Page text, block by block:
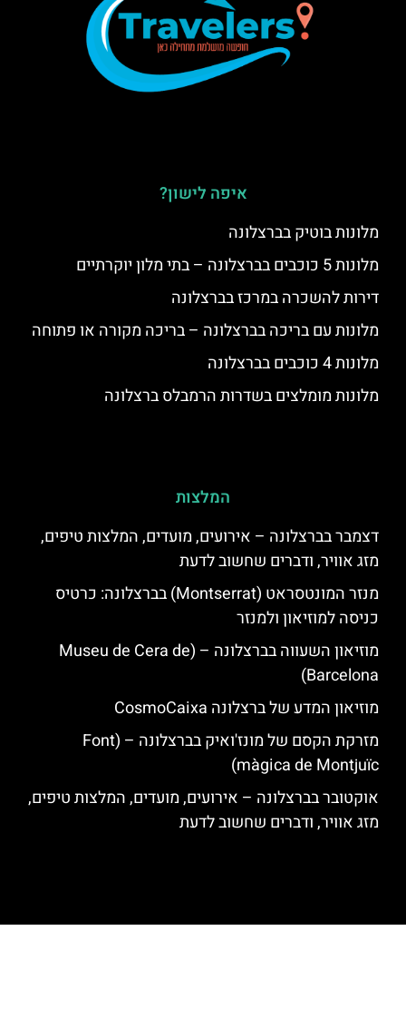
איפה לישון?
מלונות בוטיק בברצלונה
מלונות 5 כוכבים בברצלונה – בתי מלון יוקרתיים
דירות להשכרה במרכז בברצלונה
מלונות עם בריכה בברצלונה – בריכה מקורה או פתוחה
מלונות 4 כוכבים בברצלונה
מלונות מומלצים בשדרות הרמבלס ברצלונה
המלצות
דצמבר בברצלונה – אירועים, מועדים, המלצות טיפים,
מזג אוויר, ודברים שחשוב לדעת
מנזר המונטסראט (Montserrat) בברצלונה: כרטיס
כניסה למוזיאון ולמנזר
מוזיאון השעווה בברצלונה – (Museu de Cera de
Barcelona)
מוזיאון המדע של ברצלונה CosmoCaixa
מזרקת הקסם של מונז'ואיק בברצלונה – (Font
màgica de Montjuïc)
אוקטובר בברצלונה – אירועים, מועדים, המלצות טיפים,
מזג אוויר, ודברים שחשוב לדעת